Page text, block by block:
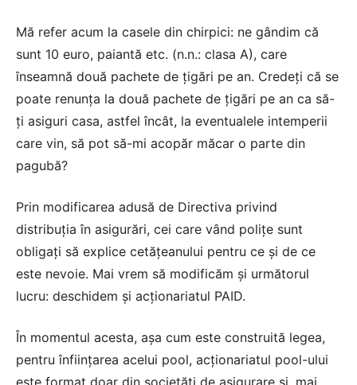
Mă refer acum la casele din chirpici: ne gândim că
sunt 10 euro, paiantă etc. (n.n.: clasa A), care
înseamnă două pachete de ţigări pe an. Credeţi că se
poate renunţa la două pachete de ţigări pe an ca să-
ţi asiguri casa, astfel încât, la eventualele intemperii
care vin, să pot să-mi acopăr măcar o parte din
pagubă?
Prin modificarea adusă de Directiva privind
distribuţia în asigurări, cei care vând poliţe sunt
obligaţi să explice cetăţeanului pentru ce şi de ce
este nevoie. Mai vrem să modificăm şi următorul
lucru: deschidem şi acţionariatul PAID.
În momentul acesta, aşa cum este construită legea,
pentru înfiinţarea acelui pool, acţionariatul pool-ului